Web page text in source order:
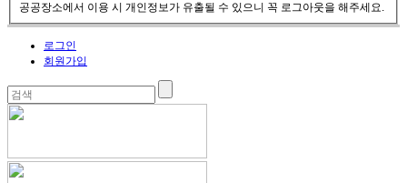
공공장소에서 이용 시 개인정보가 유출될 수 있으니 꼭 로그아웃을 해주세요.
로그인
회원가입